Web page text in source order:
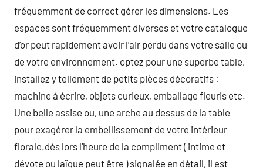
fréquemment de correct gérer les dimensions. Les
espaces sont fréquemment diverses et votre catalogue
d’or peut rapidement avoir l’air perdu dans votre salle ou
de votre environnement. optez pour une superbe table,
installez y tellement de petits pièces décoratifs :
machine à écrire, objets curieux, emballage fleuris etc.
Une belle assise ou, une arche au dessus de la table
pour exagérer la embellissement de votre intérieur
florale.dès lors l’heure de la compliment ( intime et
dévote ou laïque peut être ) signalée en détail, il est